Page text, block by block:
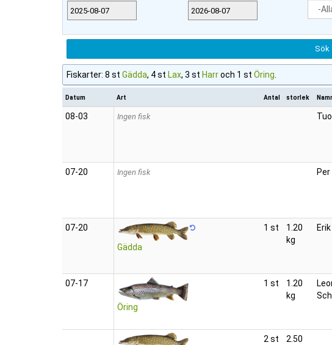
Fiskarter: 8 st Gädda, 4 st Lax, 3 st Harroch 1 st Öring
Datum Art Antal storlek
08‑03 Ingen fisk
07‑20 Ingen fisk
07‑20
Gädda
1 st
1.20
kg
07‑17
Öring
1 st
1.20
kg
2 st
2.50